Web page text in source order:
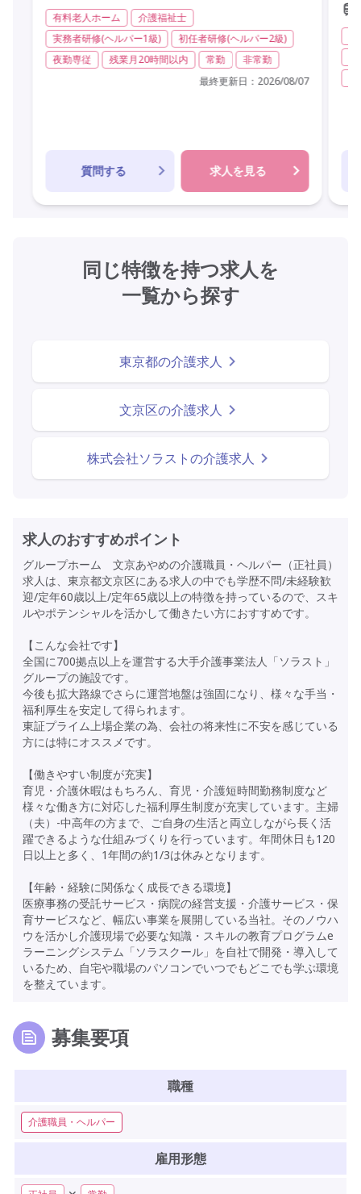
有料老人ホーム
介護福祉士
実務者研修(ヘルパー1級)
初任者研修(ヘルパー2級)
夜勤専従
残業月20時間以内 常勤
非常勤
最終更新日： 2026/08/07
質問する 求人を見る
同じ特徴を持つ求人を
一覧から探す
東京都の介護求人
文京区の介護求人
株式会社ソラストの介護求人
求人のおすすめポイント
グループホーム 文京あやめの介護職員・ヘルパー（正社員）
求人は、東京都文京区にある求人の中でも学歴不問/未経験歓
迎/定年60歳以上/定年65歳以上の特徴を持っているので、スキ
ルやポテンシャルを活かして働きたい方におすすめです。
【こんな会社です】
全国に700拠点以上を運営する大手介護事業法人「ソラスト」
グループの施設です。
今後も拡大路線でさらに運営地盤は強固になり、様々な手当・
福利厚生を安定して得られます。
東証プライム上場企業の為、会社の将来性に不安を感じている
方には特にオススメです。
【働きやすい制度が充実】
育児・介護休暇はもちろん、育児・介護短時間勤務制度など
様々な働き方に対応した福利厚生制度が充実しています。主婦
（夫）-中高年の方まで、ご自身の生活と両立しながら長く活
躍できるような仕組みづくりを行っています。年間休日も120
日以上と多く、1年間の約1/3は休みとなります。
【年齢・経験に関係なく成長できる環境】
医療事務の受託サービス・病院の経営支援・介護サービス・保
育サービスなど、幅広い事業を展開している当社。そのノウハ
ウを活かし介護現場で必要な知識・スキルの教育プログラムe
ラーニングシステム「ソラスクール」を自社で開発・導入して
いるため、自宅や職場のパソコンでいつでもどこでも学ぶ環境
を整えています。
募集要項
職種
介護職員・ヘルパー
雇用形態